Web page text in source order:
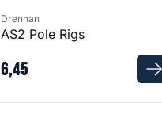
Drennan
AS2 Pole Rigs
6,45